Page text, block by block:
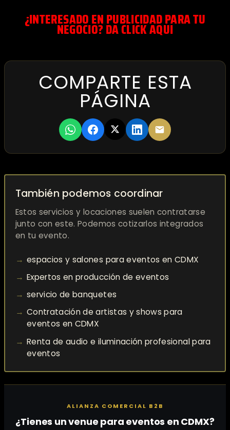
¿INTERESADO EN PUBLICIDAD PARA TU
NEGOCIO? DA CLICK AQUI
COMPARTE ESTA
PÁGINA
También podemos coordinar
Estos servicios y locaciones suelen contratarse
junto con este. Podemos cotizarlos integrados
en tu evento.
espacios y salones para eventos en CDMX
Expertos en producción de eventos
servicio de banquetes
Contratación de artistas y shows para
eventos en CDMX
Renta de audio e iluminación profesional para
eventos
ALIANZA COMERCIAL B2B
¿Tienes un venue para eventos en CDMX?